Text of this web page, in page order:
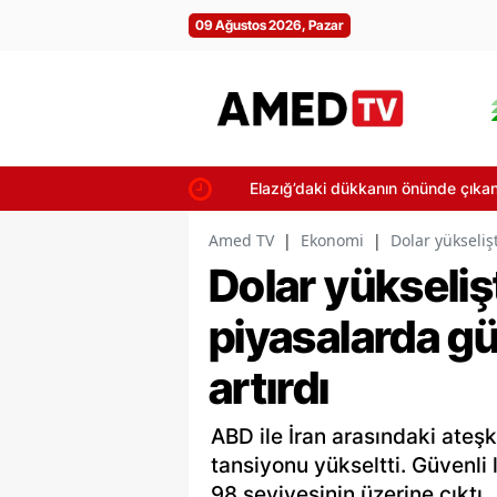
09 Ağustos 2026, Pazar
Elazığ’daki dükkanın önünde çıkan
Amed TV | Ekonomi | Dolar
Dolar
piyasalarda
artırdı
ABD ile İran arasındaki
tansiyonu yükseltti. Güvenli